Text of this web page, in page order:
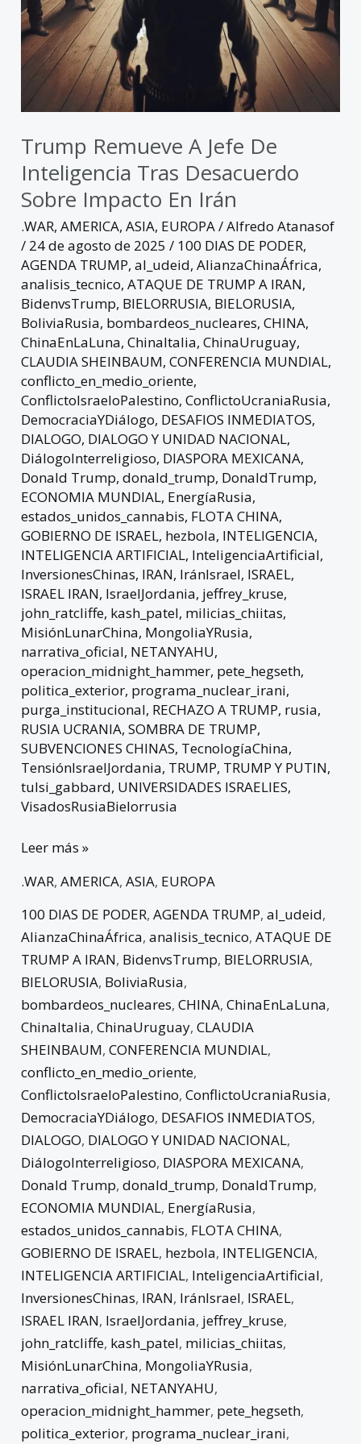
Trump Remueve A Jefe De
Inteligencia Tras Desacuerdo
Sobre Impacto En Irán
.WAR,AMERICA,ASIA, EUROPA/Alfredo Atanasof
/ 24 de agosto de 2025/ 100 DIAS DE PODER,
AGENDA TRUMP,al_udeid,AlianzaChinaÁfrica,
analisis_tecnico,ATAQUE DE TRUMP A IRAN,
BidenvsTrump, BIELORRUSIA, BIELORUSIA,
BoliviaRusia, bombardeos_nucleares,CHINA,
ChinaEnLaLuna,ChinaItalia,ChinaUruguay,
CLAUDIA SHEINBAUM,CONFERENCIA MUNDIAL,
conflicto_en_medio_oriente,
ConflictoIsraeloPalestino,ConflictoUcraniaRusia,
DemocraciaYDiálogo, DESAFIOS INMEDIATOS,
DIALOGO, DIALOGO Y UNIDAD NACIONAL,
DiálogoInterreligioso, DIASPORA MEXICANA,
Donald Trump,donald_trump, DonaldTrump,
ECONOMIA MUNDIAL, EnergíaRusia,
estados_unidos_cannabis, FLOTA CHINA,
GOBIERNO DE ISRAEL, hezbola, INTELIGENCIA,
INTELIGENCIA ARTIFICIAL, InteligenciaArtificial,
InversionesChinas, IRAN, IránIsrael, ISRAEL,
ISRAEL IRAN, IsraelJordania, jeffrey_kruse,
john_ratcliffe, kash_patel, milicias_chiitas,
MisiónLunarChina, MongoliaYRusia,
narrativa_oficial, NETANYAHU,
operacion_midnight_hammer, pete_hegseth,
politica_exterior, programa_nuclear_irani,
purga_institucional, RECHAZO A TRUMP, rusia,
RUSIA UCRANIA,SOMBRA DE TRUMP,
SUBVENCIONES CHINAS, TecnologíaChina,
TensiónIsraelJordania, TRUMP, TRUMP Y PUTIN,
tulsi_gabbard, UNIVERSIDADES ISRAELIES,
VisadosRusiaBielorrusia
impacto
en
Irán
Leer más »
.WAR,AMERICA,ASIA, EUROPA
100 DIAS DE PODER,AGENDA TRUMP,al_udeid,
AlianzaChinaÁfrica,analisis_tecnico,ATAQUE DE
TRUMP A IRAN, BidenvsTrump, BIELORRUSIA,
BIELORUSIA, BoliviaRusia,
bombardeos_nucleares,CHINA,ChinaEnLaLuna,
ChinaItalia,ChinaUruguay,CLAUDIA
SHEINBAUM,CONFERENCIA MUNDIAL,
conflicto_en_medio_oriente,
ConflictoIsraeloPalestino,ConflictoUcraniaRusia,
DemocraciaYDiálogo, DESAFIOS INMEDIATOS,
DIALOGO, DIALOGO Y UNIDAD NACIONAL,
DiálogoInterreligioso, DIASPORA MEXICANA,
Donald Trump,donald_trump, DonaldTrump,
ECONOMIA MUNDIAL, EnergíaRusia,
estados_unidos_cannabis, FLOTA CHINA,
GOBIERNO DE ISRAEL, hezbola, INTELIGENCIA,
INTELIGENCIA ARTIFICIAL, InteligenciaArtificial,
InversionesChinas, IRAN, IránIsrael, ISRAEL,
ISRAEL IRAN, IsraelJordania, jeffrey_kruse,
john_ratcliffe, kash_patel, milicias_chiitas,
MisiónLunarChina, MongoliaYRusia,
narrativa_oficial, NETANYAHU,
operacion_midnight_hammer, pete_hegseth,
politica_exterior, programa_nuclear_irani,